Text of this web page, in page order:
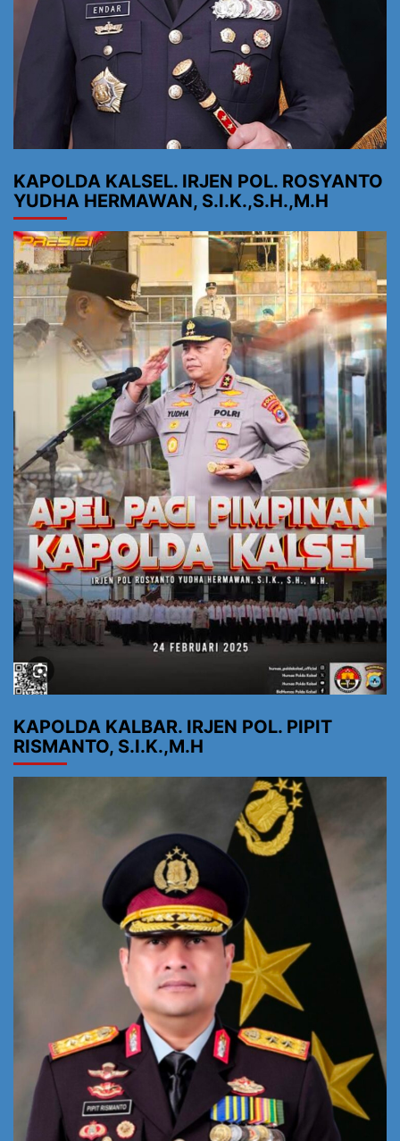
KAPOLDA KALSEL. IRJEN POL. ROSYANTO
YUDHA HERMAWAN, S.I.K.,S.H.,M.H
KAPOLDA KALBAR. IRJEN POL. PIPIT
RISMANTO, S.I.K.,M.H